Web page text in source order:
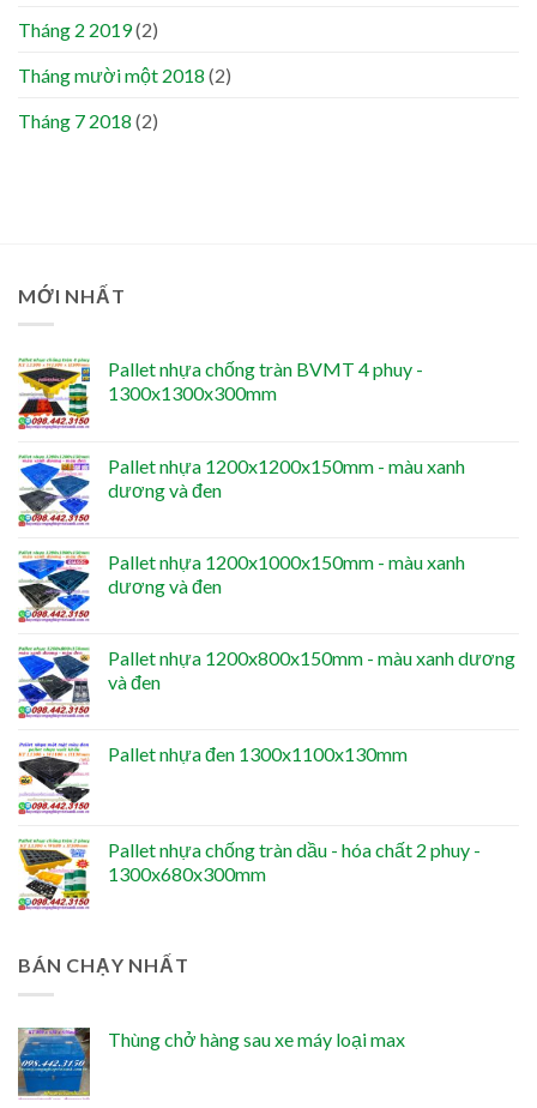
Tháng 2 2019(2)
Tháng mười một 2018 (2)
Tháng 7 2018 (2)
MỚI NHẤT
Pallet nhựa chống tràn BVMT 4 phuy -
1300x1300x300mm
Pallet nhựa 1200x1200x150mm - màu xanh
dương và đen
Pallet nhựa 1200x1000x150mm - màu xanh
dương và đen
Pallet nhựa 1200x800x150mm - màu xanh dương
và đen
Pallet nhựa đen 1300x1100x130mm
Pallet nhựa chống tràn dầu - hóa chất 2 phuy -
1300x680x300mm
BÁN CHẠY NHẤT
Thùng chở hàng sau xe máy loại max